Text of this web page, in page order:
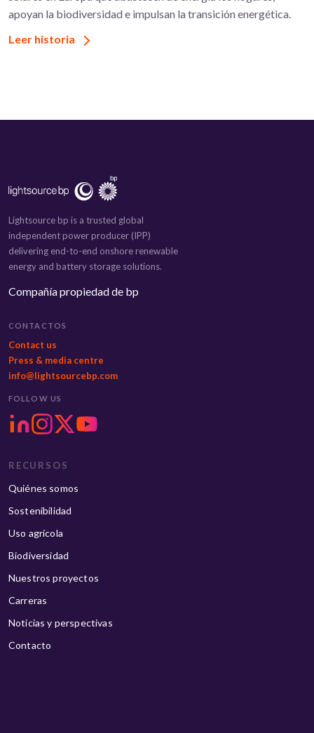
apoyan la biodiversidad e impulsan la transición energética.
Leer historia
Lightsource bp is a trusted global
independent power producer (IPP)
delivering end-to-end onshore renewable
energy and battery storage solutions.
Compañía propiedad de bp
CONTACTOS
Contact us
Press & media centre
info@lightsourcebp.com
FOLLOW US
RECURSOS
Quiénes somos
Sostenibilidad
Uso agrícola
Biodiversidad
Nuestros proyectos
Carreras
Noticias y perspectivas
Contacto